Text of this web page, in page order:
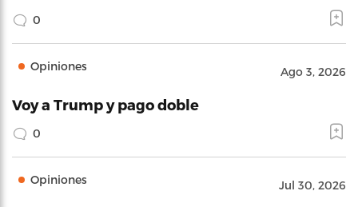
0
Opiniones Ago 3, 2026
Voy a Trump y pago doble
0
Opiniones Jul 30, 2026